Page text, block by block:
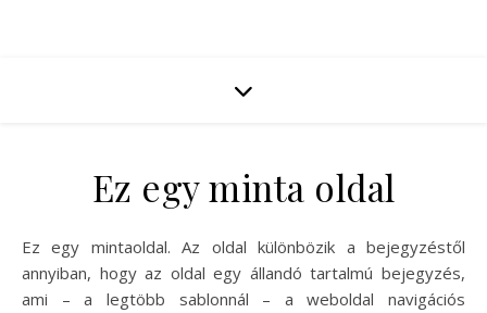
Ez egy minta oldal
Ez egy mintaoldal. Az oldal különbözik a bejegyzéstől
annyiban, hogy az oldal egy állandó tartalmú bejegyzés,
ami – a legtöbb sablonnál – a weboldal navigációs